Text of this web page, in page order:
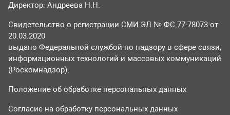
Директор: Андреева Н.Н.
Свидетельство о регистрации СМИ ЭЛ № ФС 77-78073 от
20.03.2020
выдано Федеральной службой по надзору в сфере связи,
информационных технологий и массовых коммуникаций
(Роскомнадзор).
Положение об обработке персональных данных
Согласие на обработку персональных данных